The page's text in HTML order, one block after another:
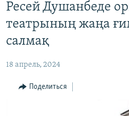
основному
содержанию
Вернутся
главной
навигации
Вернутся
ПОДПИСКА
КОНТАКТЫ
НАСТОЯЩЕЕ ВРЕМЯ
МИГРАНТ МЕДИА
Ресей Душанбеде
театрының жаңа
салмақ
18 апрель, 2024
Поделиться